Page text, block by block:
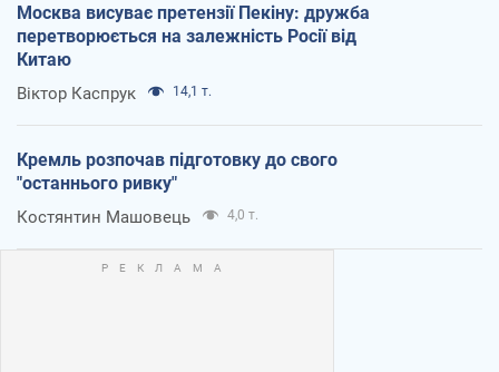
Москва висуває претензії Пекіну: дружба
перетворюється на залежність Росії від
Китаю
Віктор Каспрук 14,1 т.
Кремль розпочав підготовку до свого
"останнього ривку"
Костянтин Машовець 4,0 т.